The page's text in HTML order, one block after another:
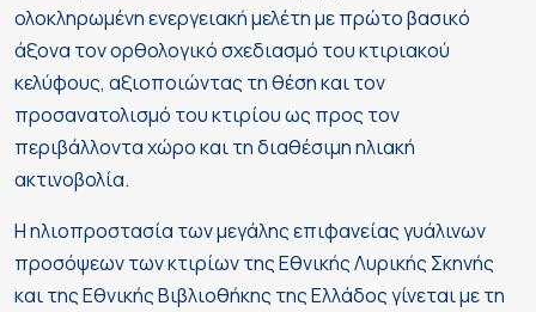
ολοκληρωμένη ενεργειακή μελέτη με πρώτο βασικό
άξονα τον ορθολογικό σχεδιασμό του κτιριακού
κελύφους, αξιοποιώντας τη θέση και τον
προσανατολισμό του κτιρίου ως προς τον
περιβάλλοντα χώρο και τη διαθέσιμη ηλιακή
ακτινοβολία.
Η ηλιοπροστασία των μεγάλης επιφανείας γυάλινων
προσόψεων των κτιρίων της Εθνικής Λυρικής Σκηνής
και της Εθνικής Βιβλιοθήκης της Ελλάδος γίνεται με τη